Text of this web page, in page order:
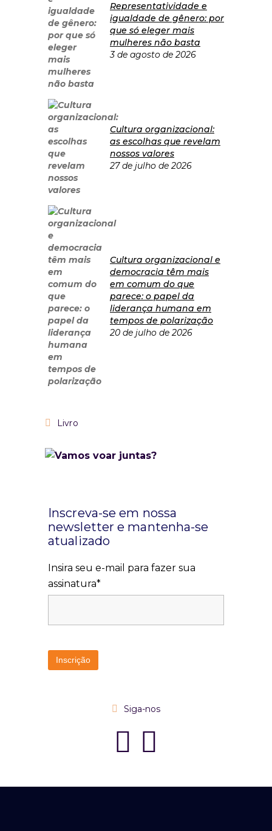
Representatividade e
igualdade de gênero: por
que só eleger mais
mulheres não basta
3 de agosto de 2026
Cultura organizacional:
as escolhas que revelam
nossos valores
27 de julho de 2026
Cultura organizacional e
democracia têm mais
em comum do que
parece: o papel da
liderança humana em
tempos de polarização
20 de julho de 2026
Livro
Inscreva-se em nossa
newsletter e mantenha-se
atualizado
Insira seu e-mail para fazer sua
assinatura*
Siga-nos